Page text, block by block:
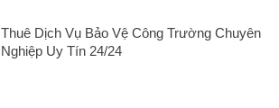
Thuê Dịch Vụ Bảo Vệ Công Trường Chuyên
Nghiệp Uy Tín 24/24